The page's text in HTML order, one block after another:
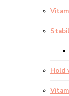
Hold